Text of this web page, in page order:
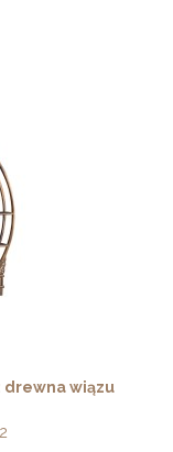
drewna wiązu